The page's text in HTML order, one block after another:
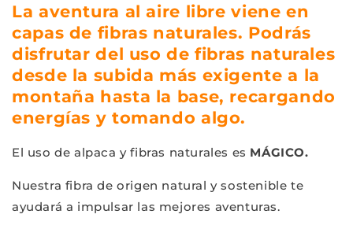
La aventura al aire libre viene en
capas de fibras naturales. Podrás
disfrutar del uso de fibras naturales
desde la subida más exigente a la
montaña hasta la base, recargando
energías y tomando algo.
El uso de alpaca y fibras naturales es MÁGICO.
Nuestra fibra de origen natural y sostenible te
ayudará a impulsar las mejores aventuras.